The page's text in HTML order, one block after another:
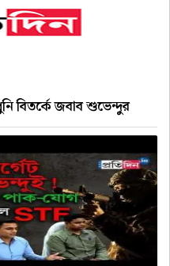
বিতর্কে জবাব শুভেন্দুর